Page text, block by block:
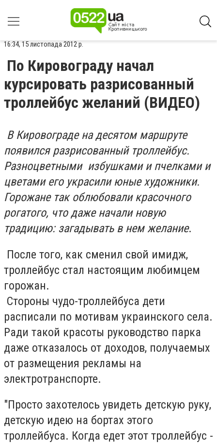
16:34, 15 листопада 2012 р.
По Кировограду начал
курсировать разрисованный
троллейбус желаний (ВИДЕО)
В Кировограде на десятом маршруте
появился разрисованный троллейбус.
Разноцветными избушками и пчелками и
цветами его украсили юные художники.
Горожане так облюбовали красочного
рогатого, что даже начали новую
традицию: загадывать в нем желание.
После того, как сменил свой имидж,
троллейбус стал настоящим любимцем
горожан.
Стороны чудо-троллейбуса дети
расписали по мотивам украинского села.
Ради такой красоты руководство парка
даже отказалось от доходов, получаемых
от размещения рекламы на
электротранспорте.
"Просто захотелось увидеть детскую руку,
детскую идею на бортах этого
троллейбуса. Когда едет этот троллейбус -